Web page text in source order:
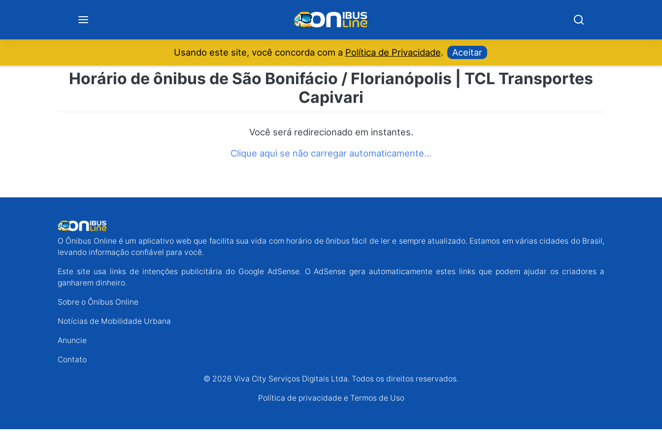
Notícias
Espírito Santo
Paraná
Rio Grande do Sul
Centro-Oeste
Usando este site, você concorda com a Política de Privacidade. Aceitar
Horário de ônibus de São Bonifácio / Florianópolis | TCL Transportes
Capivari
Você será redirecionado em instantes.
Clique aqui se não carregar automaticamente…
O Ônibus Online é um aplicativo web que facilita sua vida com horário de ônibus fácil de ler e sempre atualizado. Estamos em várias cidades do Brasil,
levando informação confiável para você.
Este site usa links de intenções publicitária do Google AdSense. O AdSense gera automaticamente estes links que podem ajudar os criadores a
ganharem dinheiro.
Sobre o Ônibus Online
Notícias de Mobilidade Urbana
Anuncie
Contato
© 2026 Viva City Serviços Digitais Ltda. Todos os direitos reservados.
Política de privacidade e Termos de Uso